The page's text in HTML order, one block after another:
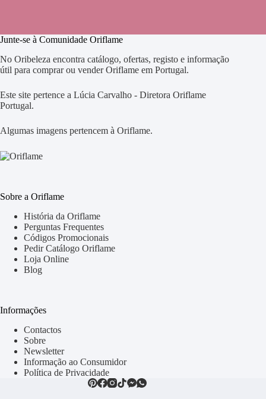
Junte-se à Comunidade Oriflame
No Oribeleza encontra catálogo, ofertas, registo e informação
útil para comprar ou vender Oriflame em Portugal.
Este site pertence a Lúcia Carvalho - Diretora Oriflame
Portugal.
Algumas imagens pertencem à Oriflame.
Sobre a Oriflame
História da Oriflame
Perguntas Frequentes
Códigos Promocionais
Pedir Catálogo Oriflame
Loja Online
Blog
Informações
Contactos
Sobre
Newsletter
Informação ao Consumidor
Política de Privacidade